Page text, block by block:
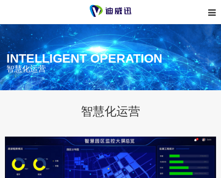
INTELLIGENT OPERATION
智慧化运营
智慧化运营